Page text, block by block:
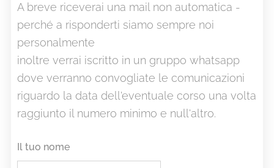
A breve riceverai una mail non automatica -
perché a risponderti siamo sempre noi
personalmente
inoltre verrai iscritto in un gruppo whatsapp
dove verranno convogliate le comunicazioni
riguardo la data dell'eventuale corso una volta
raggiunto il numero minimo e null'altro.
Il tuo nome